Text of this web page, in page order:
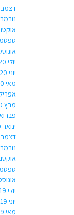
דצמבר
נובמבר
אוקטובר
ספטמבר
אוגוסט
יולי 2020
יוני 2020
מאי 2020
אפריל 2020
מרץ 2020
פברואר
ינואר 2020
דצמבר
נובמבר
אוקטובר
ספטמבר
אוגוסט
יולי 2019
יוני 2019
מאי 2019